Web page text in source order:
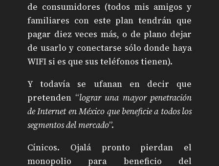
de consumidores (todos mis amigos y
familiares con este plan tendrán que
pagar diez veces más, o de plano dejar
de usarlo y conectarse sólo donde haya
WIFI si es que sus teléfonos tienen).
Y todavía se ufanan en decir que
pretenden “lograr una mayor penetración
de Internet en México que beneficie a todos los
segmentos del mercado”.
Cínicos. Ojalá pronto pierdan el
monopolio para beneficio del